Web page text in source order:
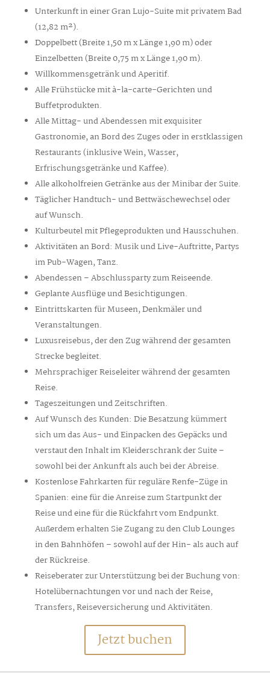
Unterkunft in einer Gran Lujo-Suite mit privatem Bad
(12,82 m²).
Doppelbett (Breite 1,50 m x Länge 1,90 m) oder
Einzelbetten (Breite 0,75 m x Länge 1,90 m).
Willkommensgetränk und Aperitif.
Alle Frühstücke mit à-la-carte-Gerichten und
Buffetprodukten.
Alle Mittag- und Abendessen mit exquisiter
Gastronomie, an Bord des Zuges oder in erstklassigen
Restaurants (inklusive Wein, Wasser,
Erfrischungsgetränke und Kaffee).
Alle alkoholfreien Getränke aus der Minibar der Suite.
Täglicher Handtuch- und Bettwäschewechsel oder
auf Wunsch.
Kulturbeutel mit Pflegeprodukten und Hausschuhen.
Aktivitäten an Bord: Musik und Live-Auftritte, Partys
im Pub-Wagen, Tanz.
Abendessen – Abschlussparty zum Reiseende.
Geplante Ausflüge und Besichtigungen.
Eintrittskarten für Museen, Denkmäler und
Veranstaltungen.
Luxusreisebus, der den Zug während der gesamten
Strecke begleitet.
Mehrsprachiger Reiseleiter während der gesamten
Reise.
Tageszeitungen und Zeitschriften.
Auf Wunsch des Kunden: Die Besatzung kümmert
sich um das Aus- und Einpacken des Gepäcks und
verstaut den Inhalt im Kleiderschrank der Suite –
sowohl bei der Ankunft als auch bei der Abreise.
Kostenlose Fahrkarten für reguläre Renfe-Züge in
Spanien: eine für die Anreise zum Startpunkt der
Reise und eine für die Rückfahrt vom Endpunkt.
Außerdem erhalten Sie Zugang zu den Club Lounges
in den Bahnhöfen – sowohl auf der Hin- als auch auf
der Rückreise.
Reiseberater zur Unterstützung bei der Buchung von:
Hotelübernachtungen vor und nach der Reise,
Transfers, Reiseversicherung und Aktivitäten.
Jetzt buchen